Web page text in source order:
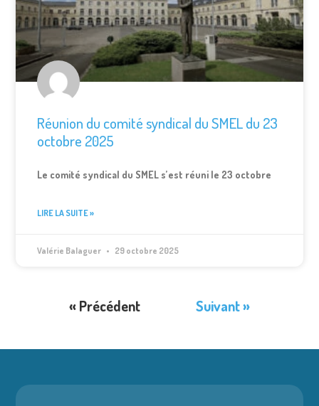
Réunion du comité syndical du SMEL du 23
octobre 2025
Le comité syndical du SMEL s’est réuni le 23 octobre
LIRE LA SUITE »
Valérie Balaguer 29 octobre 2025
« Précédent Suivant »